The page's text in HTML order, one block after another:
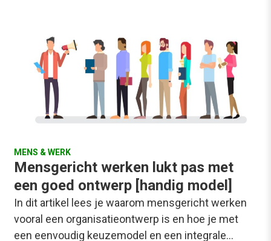
MENS & WERK
Mensgericht werken lukt pas met
een goed ontwerp [handig model]
In dit artikel lees je waarom mensgericht werken
vooral een organisatieontwerp is en hoe je met
een eenvoudig keuzemodel en een integrale…